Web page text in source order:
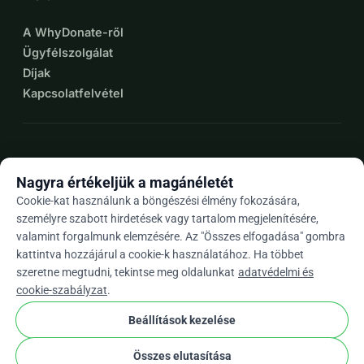
A WhyDonate-ről
Ügyfélszolgálat
Díjak
Kapcsolatfelvétel
Huarrow_drop_down
★★★★★4,9 / 5 több mint 500 értékelés alapján
WhyDonate
Adatvédelem és sütik
Nagyra értékeljük a magánéletét
Cookie-kat használunk a böngészési élmény fokozására,
személyre szabott hirdetések vagy tartalom megjelenítésére,
valamint forgalmunk elemzésére. Az "Összes elfogadása" gombra
kattintva hozzájárul a cookie-k használatához. Ha többet
szeretne megtudni, tekintse meg oldalunkat adatvédelmi és
cookie-szabályzat.
Beállítások kezelése
Összes elutasítása